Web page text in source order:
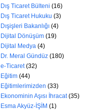
Dış Ticaret Bülteni (16)
Dış Ticaret Hukuku (3)
Dışişleri Bakanlığı (4)
Dijital Dönüşüm (19)
Dijital Medya (4)
Dr. Meral Gündüz (180)
e-Ticaret (32)
Eğitim (44)
Eğitimlerimizden (33)
Ekonominin Aşısı İhracat (35)
Esma Akyüz-İŞİM (1)